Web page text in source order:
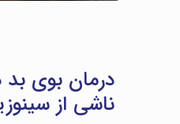
درمان بوی
ناشی از